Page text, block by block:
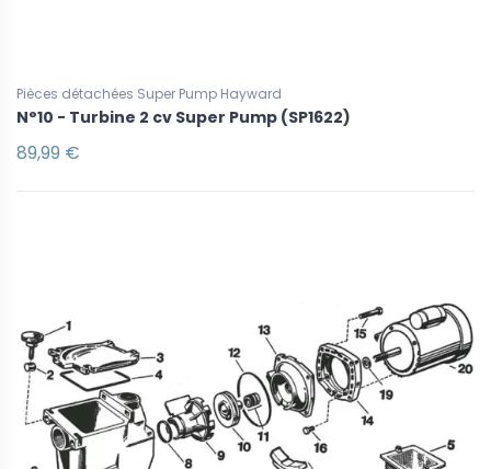
Pièces détachées Super Pump Hayward
N°10 - Turbine 2 cv Super Pump (SP1622)
89,99 €